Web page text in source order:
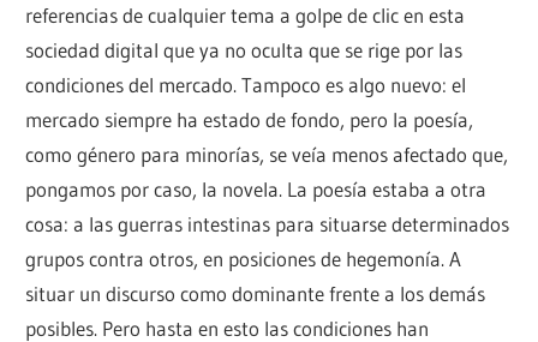
referencias de cualquier tema a golpe de clic en esta
sociedad digital que ya no oculta que se rige por las
condiciones del mercado. Tampoco es algo nuevo: el
mercado siempre ha estado de fondo, pero la poesía,
como género para minorías, se veía menos afectado que,
pongamos por caso, la novela. La poesía estaba a otra
cosa: a las guerras intestinas para situarse determinados
grupos contra otros, en posiciones de hegemonía. A
situar un discurso como dominante frente a los demás
posibles. Pero hasta en esto las condiciones han